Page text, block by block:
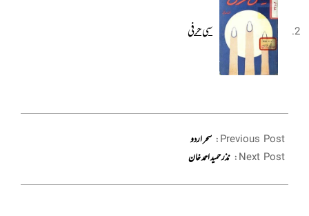
سی حرفی
09-
23
Previous Post: سحر اردو
Next Post: نذر حمید احمد خان